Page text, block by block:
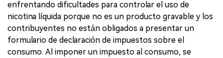
enfrentando dificultades para controlar el uso de
nicotina líquida porque no es un producto gravable y los
contribuyentes no están obligados a presentar un
formulario de declaración de impuestos sobre el
consumo. Al imponer un impuesto al consumo, se